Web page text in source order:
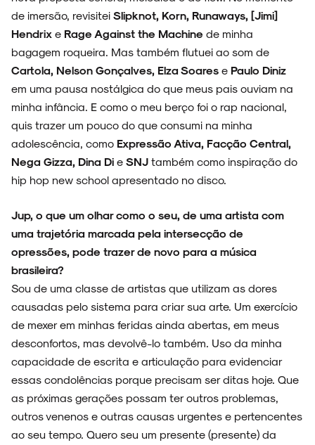
de imersão, revisitei Slipknot, Korn, Runaways, [Jimi]
Hendrix e Rage Against the Machine de minha
bagagem roqueira. Mas também flutuei ao som de
Cartola, Nelson Gonçalves, Elza Soares e Paulo Diniz
em uma pausa nostálgica do que meus pais ouviam na
minha infância. E como o meu berço foi o rap nacional,
quis trazer um pouco do que consumi na minha
adolescência, como Expressão Ativa, Facção Central,
Nega Gizza, Dina Di e SNJ também como inspiração do
hip hop new school apresentado no disco.
Jup, o que um olhar como o seu, de uma artista com
uma trajetória marcada pela intersecção de
opressões, pode trazer de novo para a música
brasileira?
Sou de uma classe de artistas que utilizam as dores
causadas pelo sistema para criar sua arte. Um exercício
de mexer em minhas feridas ainda abertas, em meus
desconfortos, mas devolvê-lo também. Uso da minha
capacidade de escrita e articulação para evidenciar
essas condolências porque precisam ser ditas hoje. Que
as próximas gerações possam ter outros problemas,
outros venenos e outras causas urgentes e pertencentes
ao seu tempo. Quero seu um presente (presente) da